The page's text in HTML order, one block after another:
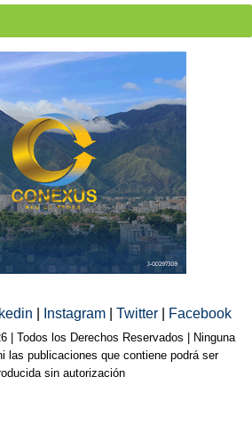
Instagram Twitter Facebook
| Todos los Derechos Reservados | Ninguna
las publicaciones que contiene podrá ser
sin autorización